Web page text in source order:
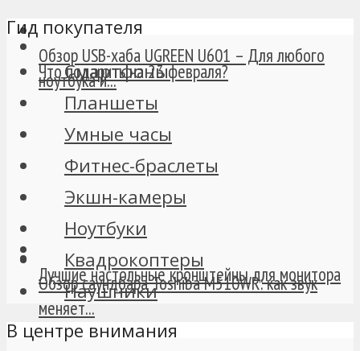
Что подарить на 23 февраля?
Лучшие настольные кронштейны для монитора
Обзор USB-хаба UGREEN U601 – Для любого
ноутбука и...
Обзор саундбара Toshiba M510WR: как звук
меняет...
Гид покупателя
Смартфоны
Планшеты
Умные часы
Фитнес-браслеты
Экшн-камеры
Ноутбуки
Квадрокоптеры
Наушники
В центре внимания